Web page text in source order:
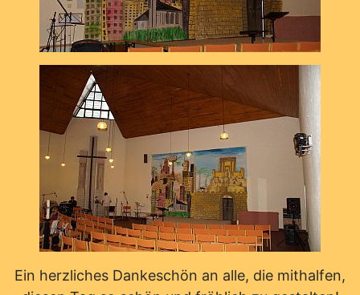
Ein herzliches Dankeschön an alle, die mithalfen,